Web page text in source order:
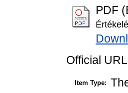
PDF
Official
Item Type: